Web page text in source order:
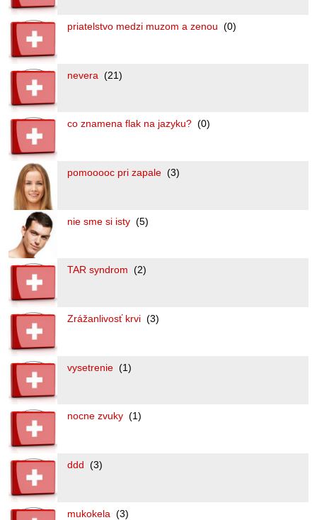
priatelstvo medzi muzom a zenou (0)
nevera (21)
co znamena flak na jazyku? (0)
pomooooc pri zapale (3)
nie sme si isty (5)
TAR syndrom (2)
Zrážanlivosť krvi (3)
vysetrenie (1)
nocne zvuky (1)
ddd (3)
mukokela (3)